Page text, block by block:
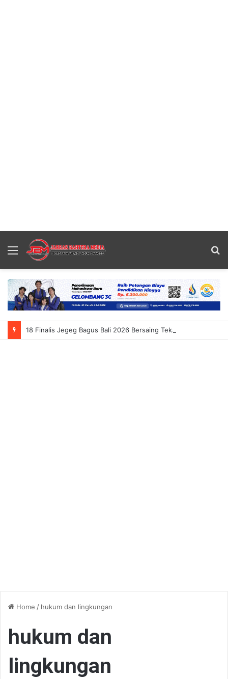
Menu
Home / hukum dan lingkungan
hukum dan
lingkungan